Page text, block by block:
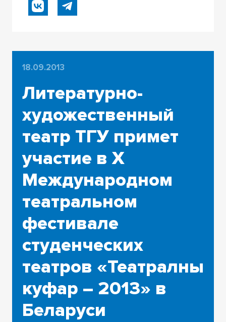
18.09.2013
Литературно-
художественный
театр ТГУ примет
участие в Х
Международном
театральном
фестивале
студенческих
театров «Театралны
куфар – 2013» в
Беларуси